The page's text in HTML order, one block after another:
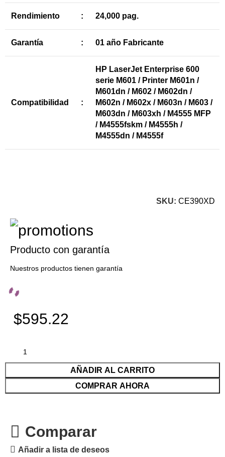
Rendimiento : 24,000 pag.
Garantía : 01 año Fabricante
Compatibilidad :
HP LaserJet Enterprise 600
serie M601 / Printer M601n /
M601dn / M602 / M602dn /
M602n / M602x / M603n / M603 /
M603dn / M603xh / M4555 MFP
/ M4555fskm / M4555h /
M4555dn / M4555f
SKU: CE390XD
Producto con garantía
Nuestros productos tienen garantía
$595.22
AÑADIR AL CARRITO
COMPRAR AHORA
Comparar
Añadir a lista de deseos